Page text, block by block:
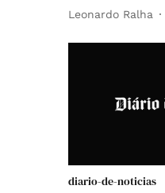
Leonardo Ralha
diario-de-noticias